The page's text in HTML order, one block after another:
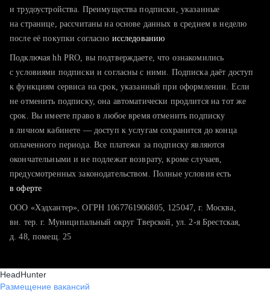
тратите много времени на поиск и вручную поднимаете
хотите сравнить себя с конкурентами и оценить шансы
и трудоустройства. Преимущества подписки, указанные
на странице, рассчитаны на основе данных в среднем в неделю
после её покупки согласно исследованию
Подключая hh PRO, вы подтверждаете, что ознакомились
с условиями подписки и согласны с ними. Подписка даёт доступ
к функциям сервиса на срок, указанный при оформлении. Если
не отменить подписку, она автоматически продлится на тот же
срок. Вы имеете право в любое время отменить подписку
в личном кабинете — доступ к услугам сохранится до конца
оплаченного периода. Все платежи за подписку являются
окончательными и не подлежат возврату, кроме случаев,
предусмотренных законодательством. Полные условия есть
в оферте
ООО «Хэдхантер», ОГРН 1067761906805, 125047, г. Москва,
вн. тер. г. Муниципальный округ Тверской, ул. 2-я Брестская,
д. 48, помещ. 25
HeadHunter
Размещение вакансий